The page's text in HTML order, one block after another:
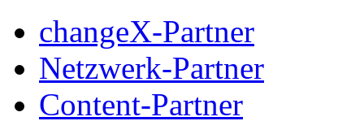
changeX-Partner
Netzwerk-Partner
Content-Partner